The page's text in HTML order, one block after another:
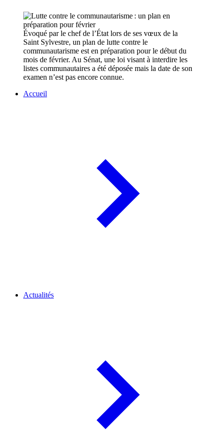
Évoqué par le chef de l’État lors de ses vœux de la
Saint Sylvestre, un plan de lutte contre le
communautarisme est en préparation pour le début du
mois de février. Au Sénat, une loi visant à interdire les
listes communautaires a été déposée mais la date de son
examen n’est pas encore connue.
Accueil
Actualités